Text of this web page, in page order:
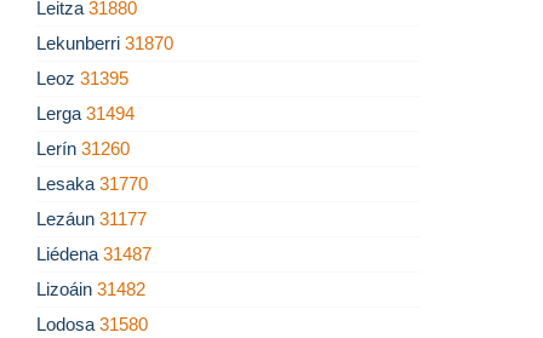
Leitza 31880
Lekunberri 31870
Leoz 31395
Lerga 31494
Lerín 31260
Lesaka 31770
Lezáun 31177
Liédena 31487
Lizoáin 31482
Lodosa 31580